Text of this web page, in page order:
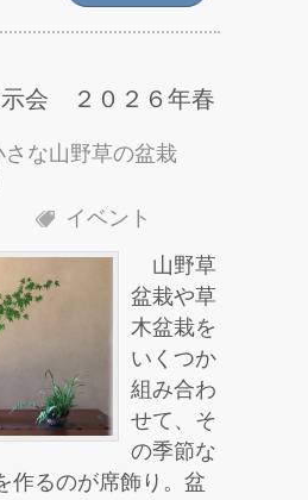
会 ２０２６年春
さな山野草の盆栽
イベント
山野草
盆栽や草
木盆栽を
いくつか
組み合わ
せて、そ
の季節な
作るのが席飾り。盆